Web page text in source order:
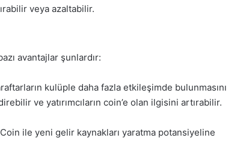
veya azaltabilir.
avantajlar şunlardır:
kulüple daha fazla etkileşimde bulunmasını
ve yatırımcıların coin’e olan ilgisini artırabilir.
ile yeni gelir kaynakları yaratma potansiyeline